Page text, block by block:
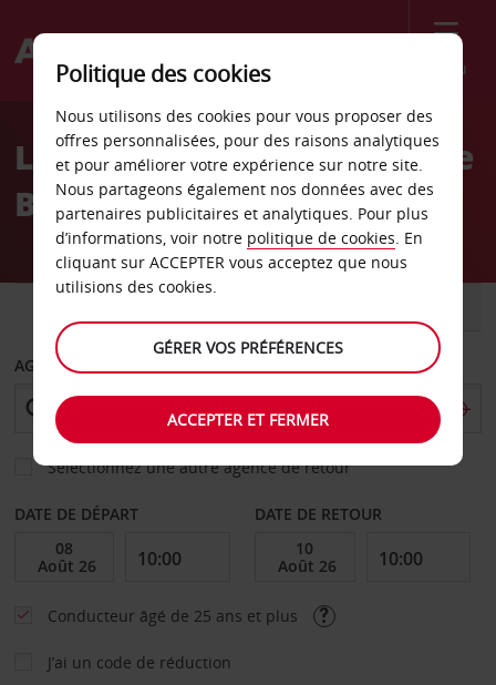
Menu
Welcome
AvisLocation de voiture Istinye
Birmot Istanbul
AGENCE DE DÉPART
Sélectionnez une autre agence de retour
DATE DE DÉPART DATE DE RETOUR
Conducteur âgé de 25 ans et plus
J’ai un code de réduction
Politique des cookies
Nous utilisons des cookies pour vous proposer des
offres personnalisées, pour des raisons analytiques
et pour améliorer votre expérience sur notre site.
Nous partageons également nos données avec des
partenaires publicitaires et analytiques. Pour plus
d’informations, voir notre politique de cookies. En
cliquant sur ACCEPTER vous acceptez que nous
utilisions des cookies.
GÉRER VOS PRÉFÉRENCES
ACCEPTER ET FERMER